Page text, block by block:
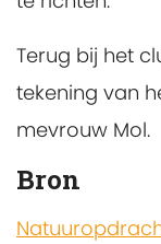
Terug bij het
tekening van
mevrouw Mol.
Bron